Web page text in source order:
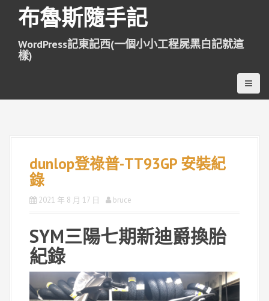
布魯斯隨手記
WordPress記東記西(一個小小工程屍黑白記就這
樣)
dunlop登祿普-TT93GP 安裝紀
錄
2021 年 8 月 17 日 bruce
SYM三陽七期新迪爵換胎
紀錄